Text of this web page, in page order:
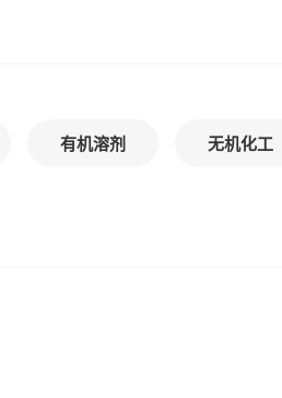
有机溶剂 无机化工